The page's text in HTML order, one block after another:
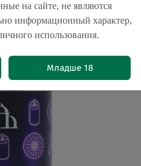
Преста / Velka
банка
на сайте, не являются
информационный характер,
использования.
Младше 18